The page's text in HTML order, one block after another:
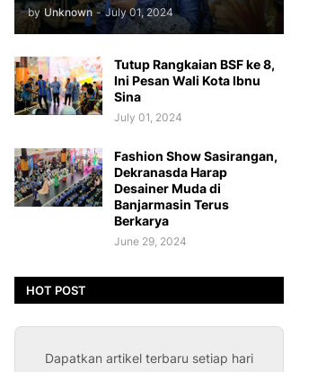
by Unknown - July 01, 2024
Tutup Rangkaian BSF ke 8,
Ini Pesan Wali Kota Ibnu
Sina
July 01, 2024
Fashion Show Sasirangan,
Dekranasda Harap
Desainer Muda di
Banjarmasin Terus
Berkarya
June 29, 2024
HOT POST
Dapatkan artikel terbaru setiap hari